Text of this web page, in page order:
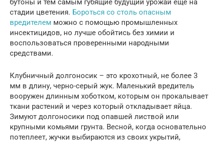
бутоны и тем самым губящие будущий урожай еще на
стадии цветения. Бороться со столь опасным
вредителем можно с помощью промышленных
инсектицидов, но лучше обойтись без химии и
воспользоваться проверенными народными
средствами.
Клубничный долгоносик – это крохотный, не более 3
мм в длину, черно-серый жук. Маленький вредитель
вооружен длинным хоботком, которым он прокалывает
ткани растений и через который откладывает яйца.
Зимуют долгоносики под опавшей листвой или
крупными комьями грунта. Весной, когда основательно
потеплеет, жучки выбираются из своих укрытий,